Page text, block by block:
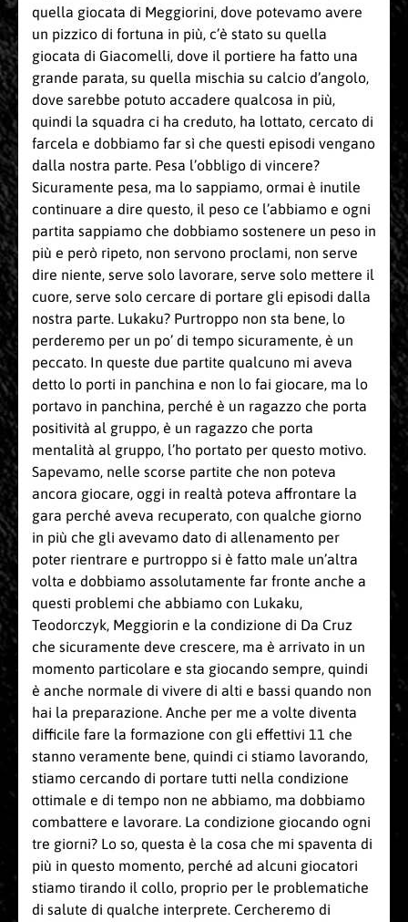
quella giocata di Meggiorini, dove potevamo avere
un pizzico di fortuna in più, c’è stato su quella
giocata di Giacomelli, dove il portiere ha fatto una
grande parata, su quella mischia su calcio d’angolo,
dove sarebbe potuto accadere qualcosa in più,
quindi la squadra ci ha creduto, ha lottato, cercato di
farcela e dobbiamo far sì che questi episodi vengano
dalla nostra parte. Pesa l’obbligo di vincere?
Sicuramente pesa, ma lo sappiamo, ormai è inutile
continuare a dire questo, il peso ce l’abbiamo e ogni
partita sappiamo che dobbiamo sostenere un peso in
più e però ripeto, non servono proclami, non serve
dire niente, serve solo lavorare, serve solo mettere il
cuore, serve solo cercare di portare gli episodi dalla
nostra parte. Lukaku? Purtroppo non sta bene, lo
perderemo per un po’ di tempo sicuramente, è un
peccato. In queste due partite qualcuno mi aveva
detto lo porti in panchina e non lo fai giocare, ma lo
portavo in panchina, perché è un ragazzo che porta
positività al gruppo, è un ragazzo che porta
mentalità al gruppo, l’ho portato per questo motivo.
Sapevamo, nelle scorse partite che non poteva
ancora giocare, oggi in realtà poteva affrontare la
gara perché aveva recuperato, con qualche giorno
in più che gli avevamo dato di allenamento per
poter rientrare e purtroppo si è fatto male un’altra
volta e dobbiamo assolutamente far fronte anche a
questi problemi che abbiamo con Lukaku,
Teodorczyk, Meggiorin e la condizione di Da Cruz
che sicuramente deve crescere, ma è arrivato in un
momento particolare e sta giocando sempre, quindi
è anche normale di vivere di alti e bassi quando non
hai la preparazione. Anche per me a volte diventa
difficile fare la formazione con gli effettivi 11 che
stanno veramente bene, quindi ci stiamo lavorando,
stiamo cercando di portare tutti nella condizione
ottimale e di tempo non ne abbiamo, ma dobbiamo
combattere e lavorare. La condizione giocando ogni
tre giorni? Lo so, questa è la cosa che mi spaventa di
più in questo momento, perché ad alcuni giocatori
stiamo tirando il collo, proprio per le problematiche
di salute di qualche interprete. Cercheremo di